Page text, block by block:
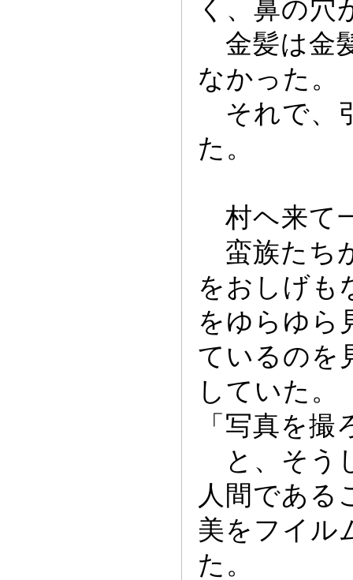
く、鼻の穴
金髪は金
なかっ た。
それで、
た。
村ヘ来て
蛮族たち
をおしげも
をゆらゆら
ているのを
していた。
「写真を撮
と、そう
人間である
美をフイル
た。